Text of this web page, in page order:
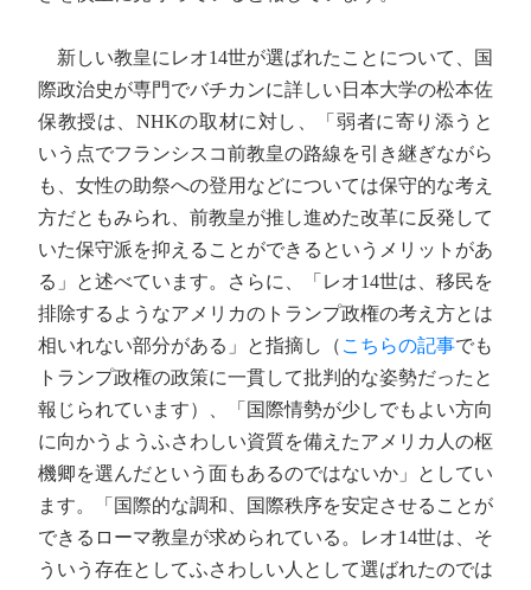
新しい教皇にレオ14世が選ばれたことについて、国
際政治史が専門でバチカンに詳しい日本大学の松本佐
保教授は、NHKの取材に対し、「弱者に寄り添うと
いう点でフランシスコ前教皇の路線を引き継ぎながら
も、女性の助祭への登用などについては保守的な考え
方だともみられ、前教皇が推し進めた改革に反発して
いた保守派を抑えることができるというメリットがあ
る」と述べています。さらに、「レオ14世は、移民を
排除するようなアメリカのトランプ政権の考え方とは
相いれない部分がある」と指摘し（ こちらの記事でも
トランプ政権の政策に一貫して批判的な姿勢だったと
報じられています）、「国際情勢が少しでもよい方向
に向かうようふさわしい資質を備えたアメリカ人の枢
機卿を選んだという面もあるのではないか」としてい
ます。「国際的な調和、国際秩序を安定させることが
できるローマ教皇が求められている。レオ14世は、そ
ういう存在としてふさわしい人として選ばれたのでは